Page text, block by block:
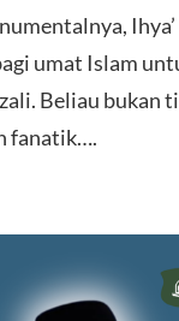
umat Islam
Beliau bukan
fanatik….